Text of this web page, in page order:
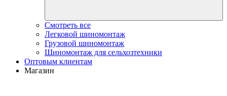
Смотреть все
Легковой шиномонтаж
Грузовой шиномонтаж
Шиномонтаж для сельхозтехники
Оптовым клиентам
Магазин